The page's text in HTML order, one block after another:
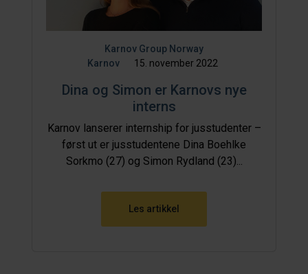
Karnov Group Norway
Karnov
15. november 2022
Dina og Simon er Karnovs nye
interns
Karnov lanserer internship for jusstudenter –
først ut er jusstudentene Dina Boehlke
Sorkmo (27) og Simon Rydland (23)...
Les artikkel